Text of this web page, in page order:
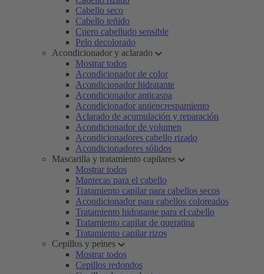
Cabello seco
Cabello teñido
Cuero cabelludo sensible
Pelo decolorado
Acondicionador y aclarado
Mostrar todos
Acondicionador de color
Acondicionador hidratante
Acondicionador anticaspa
Acondicionador antiencrespamiento
Aclarado de acumulación y reparación
Acondicionador de volumen
Acondicionadores cabello rizado
Acondicionadores sólidos
Mascarilla y tratamiento capilares
Mostrar todos
Mantecas para el cabello
Tratamiento capilar para cabellos secos
Acondicionador para cabellos coloreados
Tratamiento hidratante para el cabello
Tratamiento capilar de queratina
Tratamiento capilar rizos
Cepillos y peines
Mostrar todos
Cepillos redondos